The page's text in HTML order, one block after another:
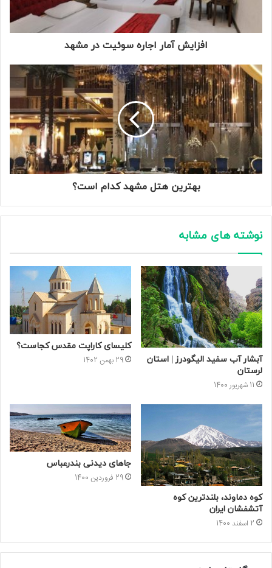
افزایش آمار اجاره سوئیت در مشهد
بهترین هتل مشهد کدام است؟
نوشته های مشابه
آبشار آب سفید الیگودرز | استان
لرستان
11 شهریور 1400
کلیسای کاراپت مقدس کجاست؟
29 بهمن 1402
کوه دماوند، بلندترین کوه
آتشفشان ایران
2 اسفند 1400
جاهای دیدنی بندرعباس
29 فروردین 1400